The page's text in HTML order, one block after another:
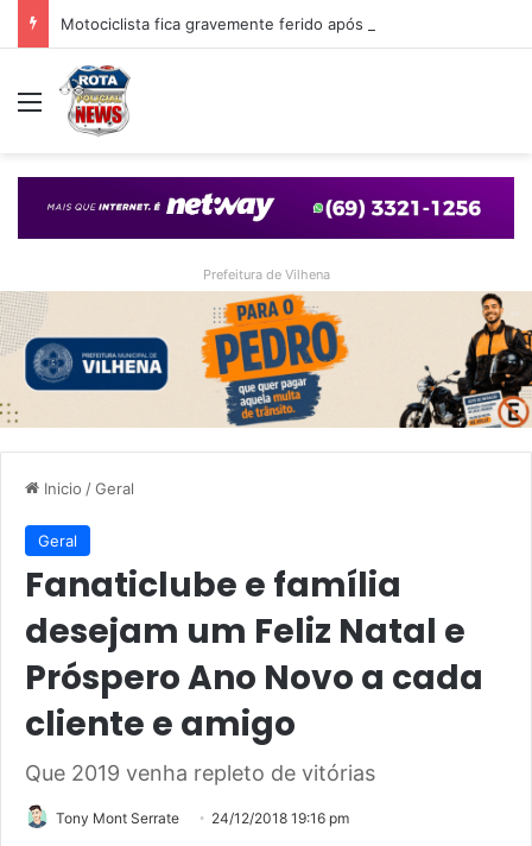
Menu
Prefeitura de Vilhena
Inicio /Geral
Geral
Fanaticlube e família
desejam um Feliz Natal e
Próspero Ano Novo a cada
cliente e amigo
Que 2019 venha repleto de vitórias
Tony Mont Serrate 24/12/2018 19:16 pm